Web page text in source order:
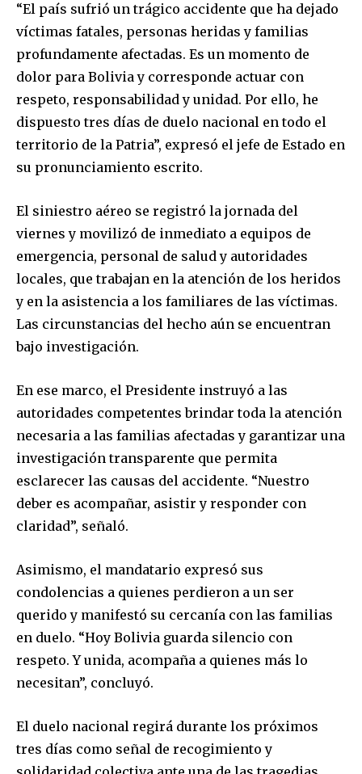
Join our community of
conversation.
To subscribe, simply enter your email address on our website
or click the subscribe button below. Don't worry, we respect
your privacy and won't spam your inbox. Your information is
safe with us.
SUBSCRIBE
“El país sufrió un trágico accidente que ha dejado
víctimas fatales, personas heridas y familias
profundamente afectadas. Es un momento de
dolor para Bolivia y corresponde actuar con
respeto, responsabilidad y unidad. Por ello, he
dispuesto tres días de duelo nacional en todo el
territorio de la Patria”, expresó el jefe de Estado en
su pronunciamiento escrito.
El siniestro aéreo se registró la jornada del
viernes y movilizó de inmediato a equipos de
emergencia, personal de salud y autoridades
locales, que trabajan en la atención de los heridos
y en la asistencia a los familiares de las víctimas.
Las circunstancias del hecho aún se encuentran
bajo investigación.
En ese marco, el Presidente instruyó a las
autoridades competentes brindar toda la atención
necesaria a las familias afectadas y garantizar una
investigación transparente que permita
esclarecer las causas del accidente. “Nuestro
deber es acompañar, asistir y responder con
claridad”, señaló.
Asimismo, el mandatario expresó sus
condolencias a quienes perdieron a un ser
querido y manifestó su cercanía con las familias
en duelo. “Hoy Bolivia guarda silencio con
respeto. Y unida, acompaña a quienes más lo
necesitan”, concluyó.
El duelo nacional regirá durante los próximos
tres días como señal de recogimiento y